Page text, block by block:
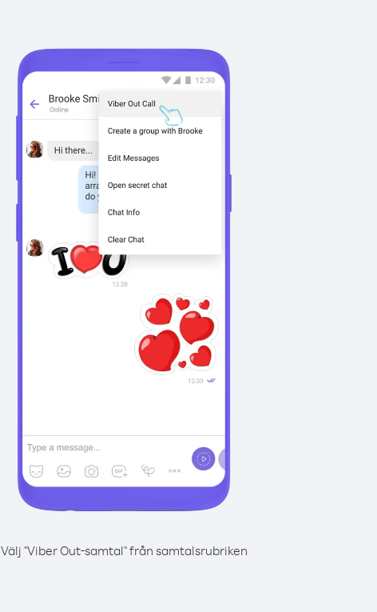
Välj "Viber Out-samtal" från samtalsrubriken